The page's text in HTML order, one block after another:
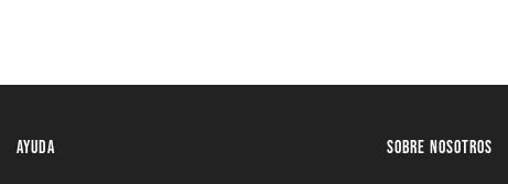
AYUDA SOBRE NOSOTROS